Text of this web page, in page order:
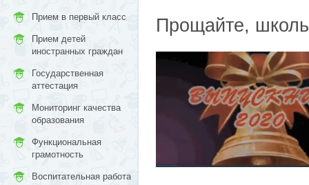
Прием в первый класс
Прием детей
иностранных граждан
Государственная
аттестация
Мониторинг качества
образования
Функциональная
грамотность
Воспитательная работа
Прощайте,